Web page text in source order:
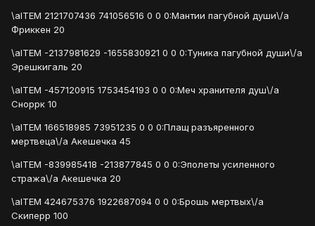
\aITEM 2121707436 741056516 0 0 0:Мантии пагубной души\/a
Фриккен 20
\aITEM -2137981629 -1655830921 0 0 0:Туника пагубной души\/a
Эрешкигаль 20
\aITEM -457120915 1753454193 0 0 0:Меч хранителя душ\/a
Сноррк 10
\aITEM 166518985 73951235 0 0 0:Плащ разъяренного
мертвеца\/a Акешечка 45
\aITEM -839985418 -213877845 0 0 0:Эполеты усиленного
стража\/a Акешечка 20
\aITEM 424675376 1922687094 0 0 0:Брошь мертвых\/a
Скиперр 100